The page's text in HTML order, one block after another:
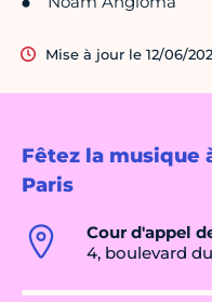
Fêtez la musique
Paris
Cour d'appel
4, boulevard
Mise à jour le 12/06/